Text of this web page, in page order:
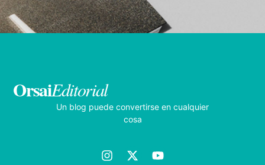
OrsaiEditorial
Un blog puede convertirse en cualquier
cosa